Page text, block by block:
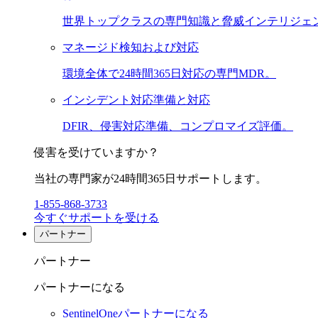
世界トップクラスの専門知識と脅威インテリジェ
マネージド検知および対応
環境全体で24時間365日対応の専門MDR。
インシデント対応準備と対応
DFIR、侵害対応準備、コンプロマイズ評価。
侵害を受けていますか？
当社の専門家が24時間365日サポートします。
1-855-868-3733
今すぐサポートを受ける
パートナー
パートナー
パートナーになる
SentinelOneパートナーになる